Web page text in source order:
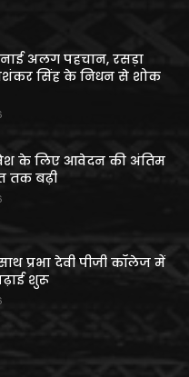
अलग पहचान, रसड़ा
सिंह के निधन से शोक
के लिए आवेदन की अंतिम
तक बढ़ी
प्रभा देवी पीजी कॉलेज में
शुरू